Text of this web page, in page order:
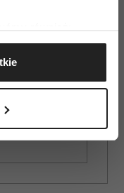
lokalizacji
do kilku metrów
aktywnie
palca)
preferencje w
chwili.